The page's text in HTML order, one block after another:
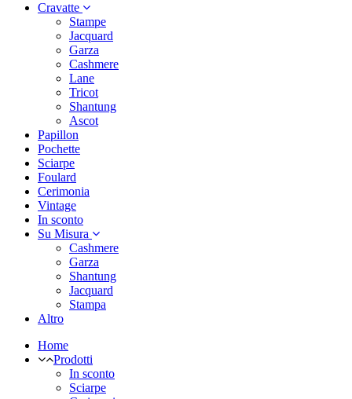
Cravatte
Stampe
Jacquard
Garza
Cashmere
Lane
Tricot
Shantung
Ascot
Papillon
Pochette
Sciarpe
Foulard
Cerimonia
Vintage
In sconto
Su Misura
Cashmere
Garza
Shantung
Jacquard
Stampa
Altro
Home
Prodotti
In sconto
Sciarpe